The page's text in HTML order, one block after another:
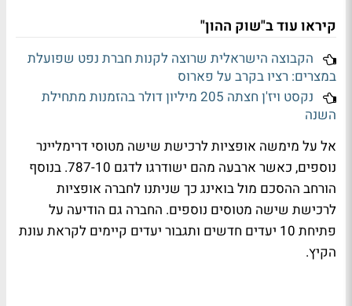
קיראו עוד ב"שוק ההון"
הקבוצה הישראלית שרוצה לקנות חברת נפט שפועלת
במצרים: רציו בקרב על פארוס
נקסט ויז'ן חצתה 205 מיליון דולר בהזמנות מתחילת
השנה
אל על מימשה אופציות לרכישת שישה מטוסי דרימליינר
נוספים, כאשר ארבעה מהם ישודרגו לדגם 787-10. בנוסף
הורחב ההסכם מול בואינג כך שניתנו לחברה אופציות
לרכישת שישה מטוסים נוספים. החברה גם הודיעה על
פתיחת 10 יעדים חדשים ותגבור יעדים קיימים לקראת עונת
הקיץ.